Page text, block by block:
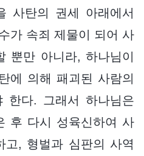
사탄의 권세 아래에서
가 속죄 제물이 되어 사
뿐만 아니라, 하나님이
에 의해 패괴된 사람의
한다. 그래서 하나님은
후 다시 성육신하여 사
고, 형벌과 심판의 사역